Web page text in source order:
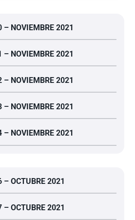
– NOVIEMBRE 2021
– NOVIEMBRE 2021
– NOVIEMBRE 2021
– NOVIEMBRE 2021
– NOVIEMBRE 2021
– OCTUBRE 2021
– OCTUBRE 2021